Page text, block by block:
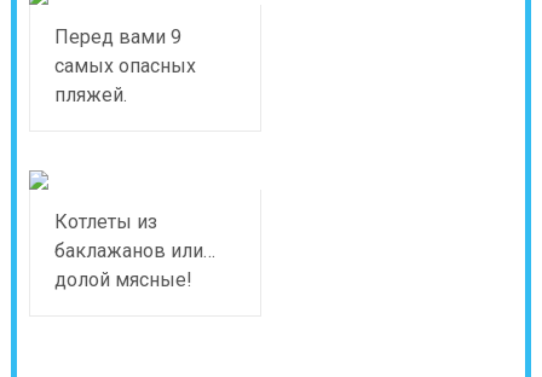
Перед вами 9
самых опасных
пляжей.
Котлеты из
баклажанов или…
долой мясные!